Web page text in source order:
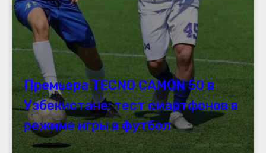
Премьера TECNO CAMON 50 в
Узбекистане: тест смартфонов в
режиме игры в футбол